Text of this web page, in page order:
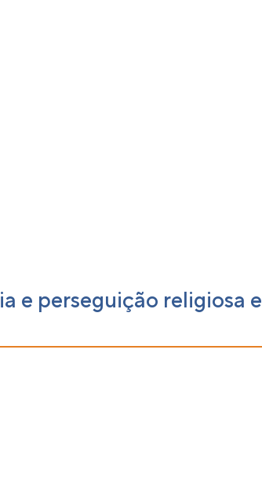
e perseguição religiosa e